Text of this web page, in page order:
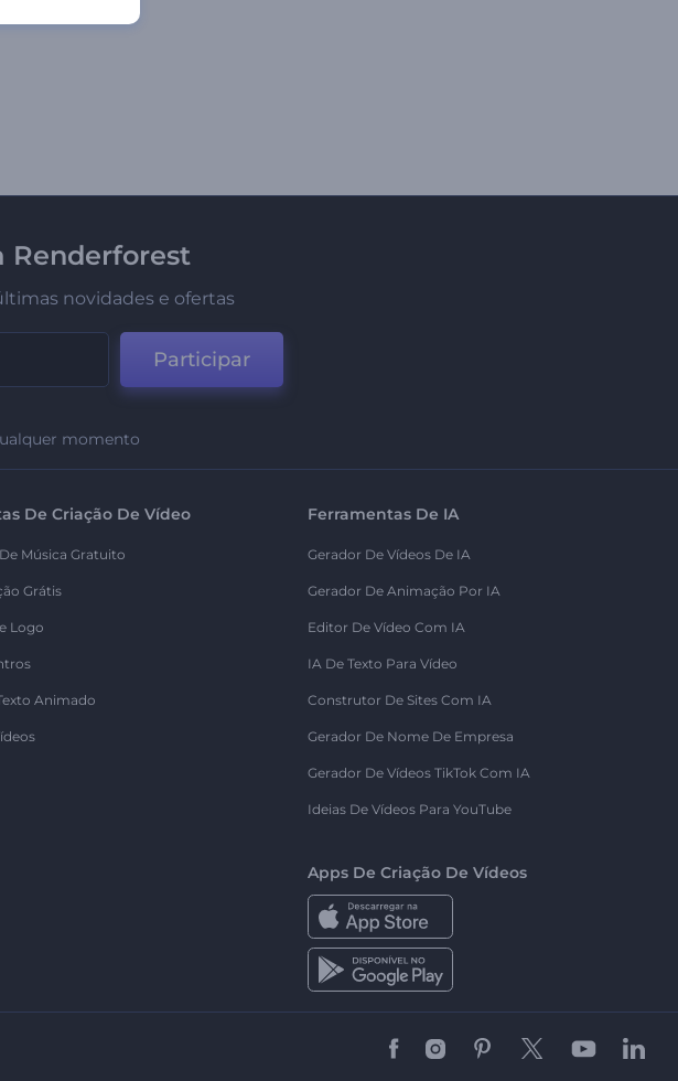
Renderforest
novidades e ofertas
Participar
momento
De Criação De Vídeo
Música Gratuito
Grátis
Logo
Animado
Ferramentas De IA
Gerador De Vídeos De IA
Gerador De Animação Por IA
Editor De Vídeo Com IA
IA De Texto Para Vídeo
Construtor De Sites Com IA
Gerador De Nome De Empresa
Gerador De Vídeos TikTok Com IA
Ideias De Vídeos Para YouTube
Apps De Criação De Vídeos